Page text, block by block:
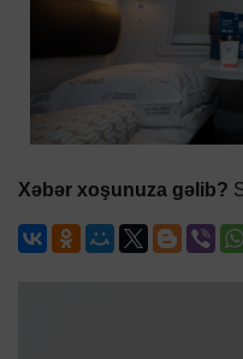
Xəbər xoşunuza gəlib?